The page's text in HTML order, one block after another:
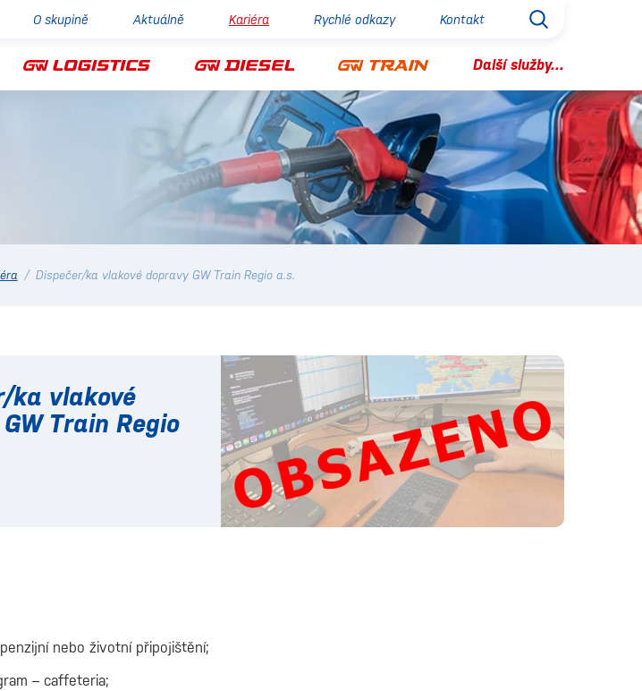
O skupině Aktuálně Kariéra Rychlé odkazy Kontakt
Další služby...
/ Dispečer/ka vlakové dopravy GW Train Regio a.s.
ka vlakové
Train Regio
nebo životní připojištění;
– caffeteria;